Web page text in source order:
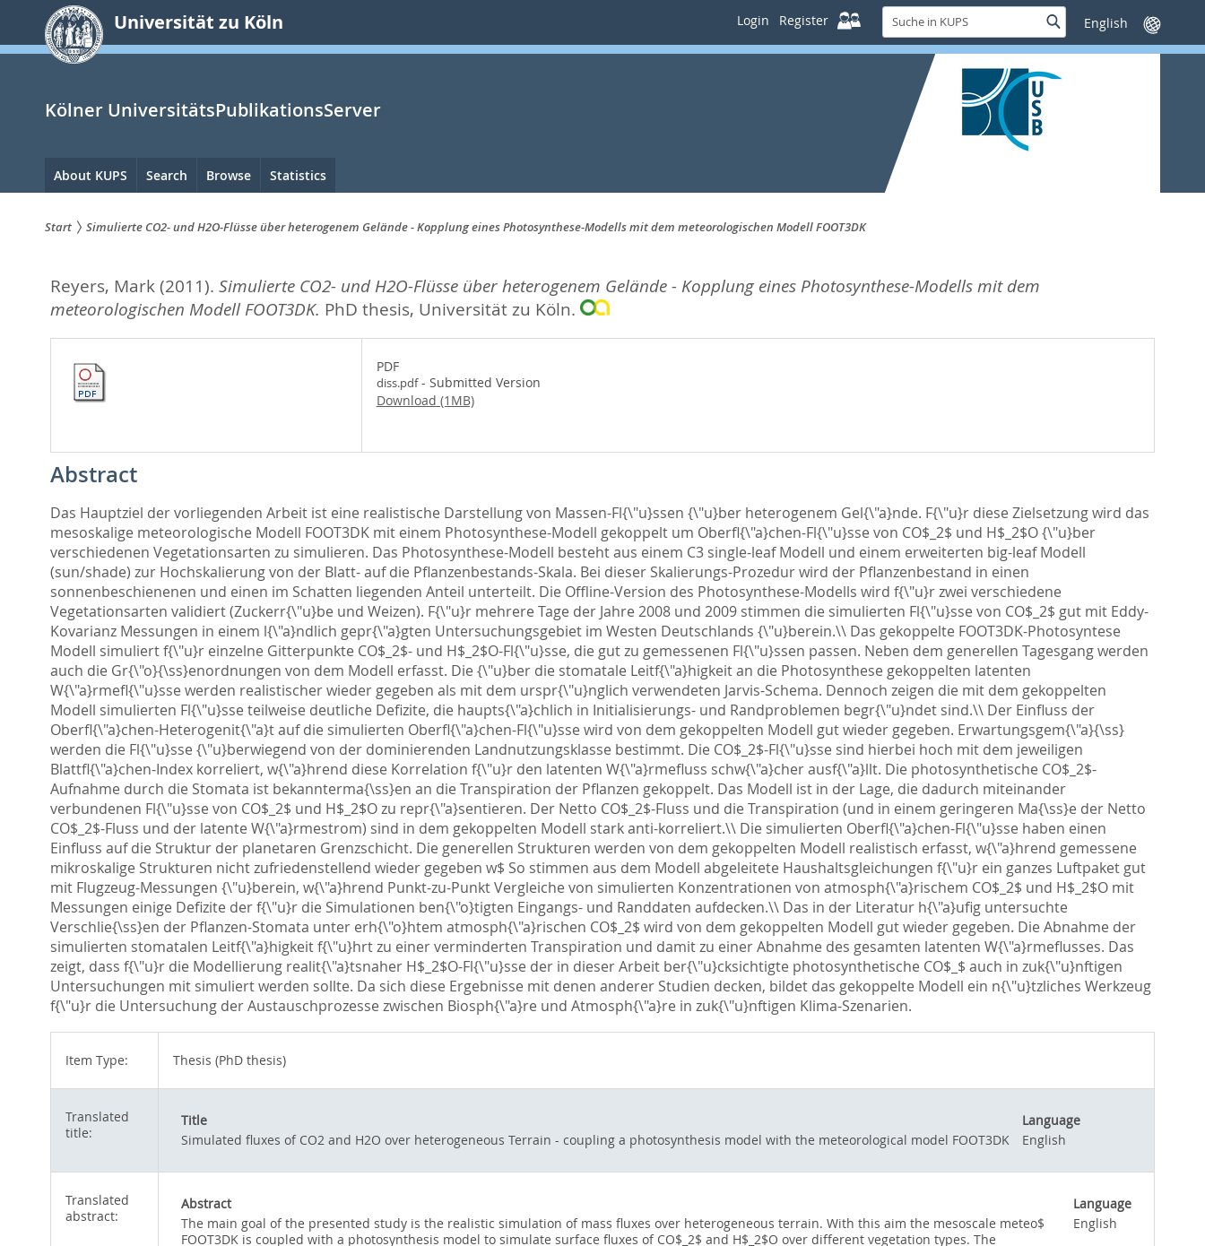
springen
Universität zu Köln Login Register
Suche
in
KUPS
SucheSprache
wechseln
Kölner UniversitätsPublikationsServer
Hauptnavigation
About KUPS Search Browse Statistics
sind
hier:
Start Simulierte CO2- und H2O-Flüsse über heterogenem Gelände - Kopplung eines Photosynthese-Modells mit dem meteorologischen Modell FOOT3DK
Reyers, Mark (2011). Simulierte CO2- und H2O-Flüsse über heterogenem Gelände - Kopplung eines Photosynthese-Modells mit dem
meteorologischen Modell FOOT3DK. PhD thesis, Universität zu Köln.
PDF
diss.pdf- Submitted Version
Download (1MB)
Abstract
Das Hauptziel der vorliegenden Arbeit ist eine realistische Darstellung von Massen-Fl{\"u}ssen {\"u}ber heterogenem Gel{\"a}nde. F{\"u}r diese Zielsetzung wird das
mesoskalige meteorologische Modell FOOT3DK mit einem Photosynthese-Modell gekoppelt um Oberfl{\"a}chen-Fl{\"u}sse von CO$_2$ und H$_2$O {\"u}ber
verschiedenen Vegetationsarten zu simulieren. Das Photosynthese-Modell besteht aus einem C3 single-leaf Modell und einem erweiterten big-leaf Modell
(sun/shade) zur Hochskalierung von der Blatt- auf die Pflanzenbestands-Skala. Bei dieser Skalierungs-Prozedur wird der Pflanzenbestand in einen
sonnenbeschienenen und einen im Schatten liegenden Anteil unterteilt. Die Offline-Version des Photosynthese-Modells wird f{\"u}r zwei verschiedene
Vegetationsarten validiert (Zuckerr{\"u}be und Weizen). F{\"u}r mehrere Tage der Jahre 2008 und 2009 stimmen die simulierten Fl{\"u}sse von CO$_2$ gut mit Eddy-
Kovarianz Messungen in einem l{\"a}ndlich gepr{\"a}gten Untersuchungsgebiet im Westen Deutschlands {\"u}berein.\\ Das gekoppelte FOOT3DK-Photosyntese
Modell simuliert f{\"u}r einzelne Gitterpunkte CO$_2$- und H$_2$O-Fl{\"u}sse, die gut zu gemessenen Fl{\"u}ssen passen. Neben dem generellen Tagesgang werden
auch die Gr{\"o}{\ss}enordnungen von dem Modell erfasst. Die {\"u}ber die stomatale Leitf{\"a}higkeit an die Photosynthese gekoppelten latenten
W{\"a}rmefl{\"u}sse werden realistischer wieder gegeben als mit dem urspr{\"u}nglich verwendeten Jarvis-Schema. Dennoch zeigen die mit dem gekoppelten
Modell simulierten Fl{\"u}sse teilweise deutliche Defizite, die haupts{\"a}chlich in Initialisierungs- und Randproblemen begr{\"u}ndet sind.\\ Der Einfluss der
Oberfl{\"a}chen-Heterogenit{\"a}t auf die simulierten Oberfl{\"a}chen-Fl{\"u}sse wird von dem gekoppelten Modell gut wieder gegeben. Erwartungsgem{\"a}{\ss}
werden die Fl{\"u}sse {\"u}berwiegend von der dominierenden Landnutzungsklasse bestimmt. Die CO$_2$-Fl{\"u}sse sind hierbei hoch mit dem jeweiligen
Blattfl{\"a}chen-Index korreliert, w{\"a}hrend diese Korrelation f{\"u}r den latenten W{\"a}rmefluss schw{\"a}cher ausf{\"a}llt. Die photosynthetische CO$_2$-
Aufnahme durch die Stomata ist bekannterma{\ss}en an die Transpiration der Pflanzen gekoppelt. Das Modell ist in der Lage, die dadurch miteinander
verbundenen Fl{\"u}sse von CO$_2$ und H$_2$O zu repr{\"a}sentieren. Der Netto CO$_2$-Fluss und die Transpiration (und in einem geringeren Ma{\ss}e der Netto
CO$_2$-Fluss und der latente W{\"a}rmestrom) sind in dem gekoppelten Modell stark anti-korreliert.\\ Die simulierten Oberfl{\"a}chen-Fl{\"u}sse haben einen
Einfluss auf die Struktur der planetaren Grenzschicht. Die generellen Strukturen werden von dem gekoppelten Modell realistisch erfasst, w{\"a}hrend gemessene
mikroskalige Strukturen nicht zufriedenstellend wieder gegeben w$ So stimmen aus dem Modell abgeleitete Haushaltsgleichungen f{\"u}r ein ganzes Luftpaket gut
mit Flugzeug-Messungen {\"u}berein, w{\"a}hrend Punkt-zu-Punkt Vergleiche von simulierten Konzentrationen von atmosph{\"a}rischem CO$_2$ und H$_2$O mit
Messungen einige Defizite der f{\"u}r die Simulationen ben{\"o}tigten Eingangs- und Randdaten aufdecken.\\ Das in der Literatur h{\"a}ufig untersuchte
Verschlie{\ss}en der Pflanzen-Stomata unter erh{\"o}htem atmosph{\"a}rischen CO$_2$ wird von dem gekoppelten Modell gut wieder gegeben. Die Abnahme der
simulierten stomatalen Leitf{\"a}higkeit f{\"u}hrt zu einer verminderten Transpiration und damit zu einer Abnahme des gesamten latenten W{\"a}rmeflusses. Das
zeigt, dass f{\"u}r die Modellierung realit{\"a}tsnaher H$_2$O-Fl{\"u}sse der in dieser Arbeit ber{\"u}cksichtigte photosynthetische CO$_$ auch in zuk{\"u}nftigen
Untersuchungen mit simuliert werden sollte. Da sich diese Ergebnisse mit denen anderer Studien decken, bildet das gekoppelte Modell ein n{\"u}tzliches Werkzeug
f{\"u}r die Untersuchung der Austauschprozesse zwischen Biosph{\"a}re und Atmosph{\"a}re in zuk{\"u}nftigen Klima-Szenarien.
Item Type: Thesis (PhD thesis)
Translated
title:
Title
Language
Simulated fluxes of CO2 and H2O over heterogeneous Terrain - coupling a photosynthesis model with the meteorological model FOOT3DK
English
Translated
abstract:
Abstract
Language
The main goal of the presented study is the realistic simulation of mass fluxes over heterogeneous terrain. With this aim the mesoscale meteo$
FOOT3DK is coupled with a photosynthesis model to simulate surface fluxes of CO$_2$ and H$_2$O over different vegetation types. The
English